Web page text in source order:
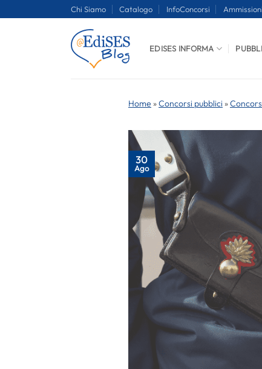
Chi Siamo Catalogo InfoConcorsi Ammissioni
EDISES INFORMA
Home »Concorsi pubblici »
30
Ago